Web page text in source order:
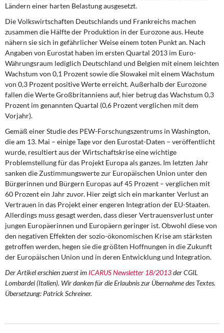
Ländern einer harten Belastung ausgesetzt.
Die Volkswirtschaften Deutschlands und Frankreichs machen
zusammen die Hälfte der Produktion in der Eurozone aus. Heute
nähern sie sich in gefährlicher Weise einem toten Punkt an. Nach
Angaben von Eurostat haben im ersten Quartal 2013 im Euro-
Währungsraum lediglich Deutschland und Belgien mit einem leichten
Wachstum von 0,1 Prozent sowie die Slowakei mit einem Wachstum
von 0,3 Prozent positive Werte erreicht. Außerhalb der Eurozone
fallen die Werte Großbritanniens auf, hier betrug das Wachstum 0,3
Prozent im genannten Quartal (0,6 Prozent verglichen mit dem
Vorjahr).
Gemäß einer Studie des PEW-Forschungszentrums in Washington,
die am 13. Mai – einige Tage vor den Eurostat-Daten – veröffentlicht
wurde, resultiert aus der Wirtschaftskrise eine wichtige
Problemstellung für das Projekt Europa als ganzes. Im letzten Jahr
sanken die Zustimmungswerte zur Europäischen Union unter den
Bürgerinnen und Bürgern Europas auf 45 Prozent – verglichen mit
60 Prozent ein Jahr zuvor. Hier zeigt sich ein markanter Verlust an
Vertrauen in das Projekt einer engeren Integration der EU-Staaten.
Allerdings muss gesagt werden, dass dieser Vertrauensverlust unter
jungen Europäerinnen und Europäern geringer ist. Obwohl diese von
den negativen Effekten der sozio-ökonomischen Krise am stärksten
getroffen werden, hegen sie die größten Hoffnungen in die Zukunft
der Europäischen Union und in deren Entwicklung und Integration.
Der Artikel erschien zuerst im ICARUS Newsletter 18/2013der CGIL
Lombardei (Italien). Wir danken für die Erlaubnis zur Übernahme des Textes.
Übersetzung: Patrick Schreiner.